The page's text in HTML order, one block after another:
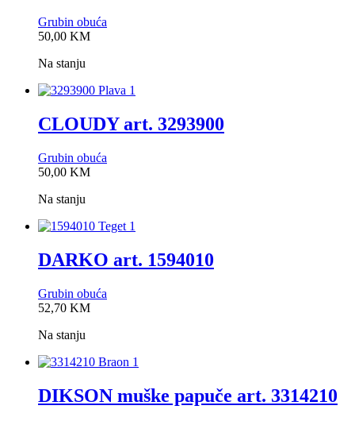
Grubin obuća
0,0
50,00 KM
Na stanju
CLOUDY art. 3293900
Grubin obuća
0,0
50,00 KM
Na stanju
DARKO art. 1594010
Grubin obuća
0,0
52,70 KM
Na stanju
DIKSON muške papuče art. 3314210